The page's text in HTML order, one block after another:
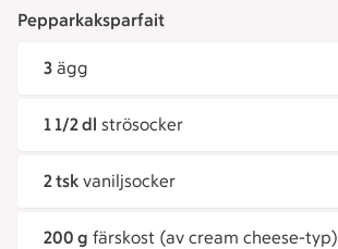
Pepparkaksparfait
3 ägg
1 1/2 dl strösocker
2 tsk vaniljsocker
200 g färskost (av cream cheese-typ)